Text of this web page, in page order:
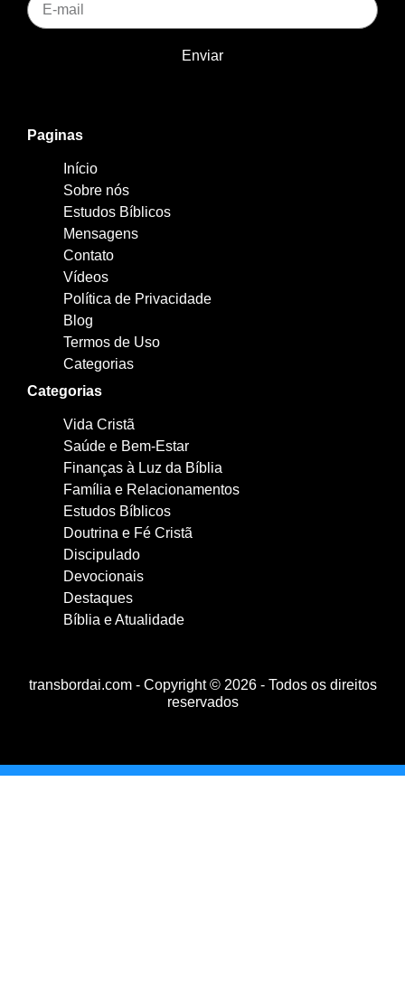
Enviar
Paginas
Início
Sobre nós
Estudos Bíblicos
Mensagens
Contato
Vídeos
Política de Privacidade
Blog
Termos de Uso
Categorias
Categorias
Vida Cristã
Saúde e Bem-Estar
Finanças à Luz da Bíblia
Família e Relacionamentos
Estudos Bíblicos
Doutrina e Fé Cristã
Discipulado
Devocionais
Destaques
Bíblia e Atualidade
transbordai.com - Copyright © 2026 - Todos os direitos
reservados